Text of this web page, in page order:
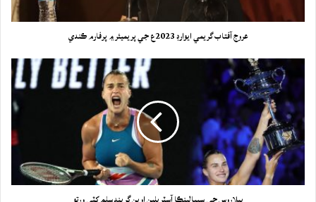
عروج آفتاب گريمي ايوارڊ 2023ع جي پريميئر ۾ پرفارم ڪندي